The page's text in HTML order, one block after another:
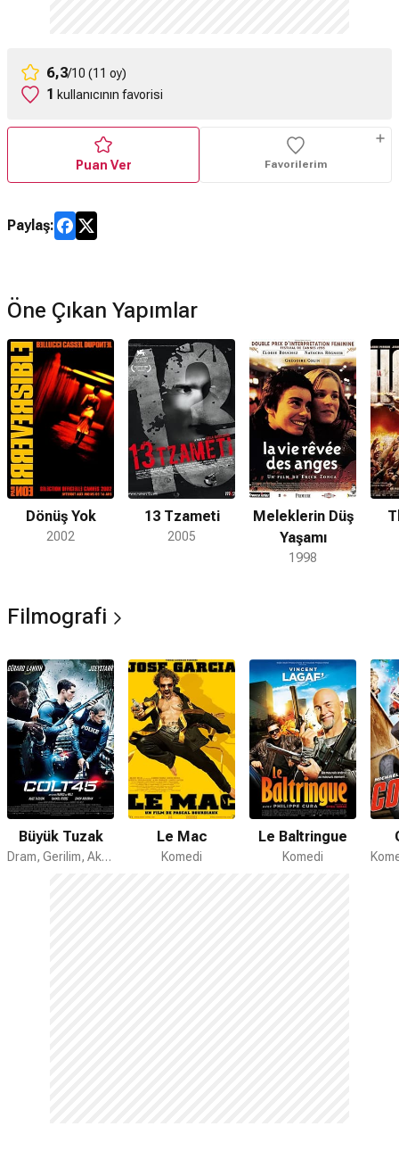
6,3/10 (11 oy)
1 kullanıcının favorisi
Puan Ver Favorilerim
Paylaş:
Öne Çıkan Yapımlar
Dönüş Yok
2002
13 Tzameti
2005
Meleklerin Düş
Yaşamı
1998
Filmografi
Büyük Tuzak
Dram, Gerilim, Aksiyon
Le Mac
Komedi
Le Baltringue
Komedi